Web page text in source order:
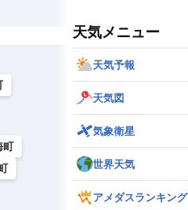
町
天気メニュー
天気予報
天気図
気象衛星
世界天気
アメダスランキング